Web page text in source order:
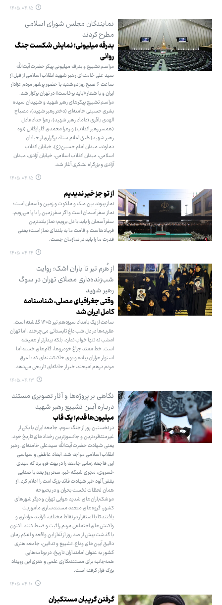
۱۴۰۵.۰۴.۱۵
نمایندگان مجلس شورای اسلامی
مطرح کردند
بدرقه میلیونی؛ نمایش شکست جنگ
روانی
مراسم تشییع و بدرقه میلیونی پیکر حضرت آیت‌الله
سید علی خامنه‌ای رهبر شهید انقلاب اسلامی از قبل از
ساعت ۶ صبح روز دوشنبه با حضور پرشور مردم عزادار
ایران و با شعار «باید برخاست» در تهران برگزار شد.
مراسم تشییع پیکرهای رهبر شهید و شهیدان سیده
بشری حسینی خامنه‌ای (دختر رهبر شهید)، مصباح
الهدی باقری (داماد رهبر شهید)، زهرا حدادعادل
(همسر رهبر انقلاب) و زهرا محمدی گلپایگانی (نوه
رهبر شهید) طبق اعلام ستاد برگزاری از خیابان
دماوند، میدان امام حسین(ع)، خیابان انقلاب
اسلامی، میدان انقلاب اسلامی، خیابان آزادی، میدان
آزادی و بزرگراه لشکری آغاز شد.
۱۴۰۵.۰۴.۱۵
از تو جز خیر ندیدیم
نماز پیوند بین ملک و ملکوت و زمین و آسمان است؛
نماز سفر آسمان است و اگر سفر زمین را با پا می‌رویم،
سفر آسمان را باید با دل برویم؛ نماز بلندترین
فریادهاست و قامت ما به بلندای نماز است؛ یعنی
قدرت ما را باید در نمازمان جست.
۱۴۰۵.۰۴.۱۴
از هُرم تیر تا باران اشک؛ روایت
شب‌زنده‌داری مصلای تهران در سوگ
رهبر شهید
وقتی جغرافیای مصلی، شناسنامه
کامل ایران شد
ساعت از یک بامداد سیزدهم تیر ۱۴۰۵ گذشته است.
عقربه‌ها در دل شب داغ تابستانی می‌چرخند، اما تهران
امشب نه تنها خواب ندارد، بلکه بیدارتر از همیشه
است. خط ممتد چراغ خودروها، گام‌های خسته اما
استوار هزاران پیاده و بوی خاک تشنه‌ای که با عرق
مردم درهم آمیخته، خبر از حادثه‌ای تاریخی می‌دهد.
۱۴۰۵.۰۴.۱۳
نگاهی بر پروژه‌ها و آثار تصویری مستند
درباره آیین تشییع رهبر شهید
میلیون‌ها قدم؛ یک قاب
در نخستین روز از جنگ سوم، جامعه ایران با یکی از
غیرمنتظره‌ترین و جانسوزترین رخدادهای تاریخ خود،
یعنی شهادت حضرت آیت‌الله سیدعلی خامنه‌ای، رهبر
انقلاب اسلامی مواجه شد. ابعاد عاطفی و سیاسی
این فاجعه زمانی جامعه را در بهت فرو برد که مهدی
خسروی، مجری شبکه خبر، سحر روز بعد با صدایی
بغض‌آلود خبر شهادت قائد بزرگ امت را اعلام کرد. از
همان لحظات نخست بحران و در بحبوحه
موشک‌باران‌های شدید هوایی تهران و دیگر شهرهای
کشور، گروه‌های متعدد مستندسازی ماموریت
یافتند تا با استقرار در نقاط مختلف، فرآیند عزاداری و
واکنش‌های اجتماعی مردم را ثبت و ضبط کنند. اکنون
با گذشت بیش از صد روز از آغاز این واقعه و اعلام زمان
دقیق آیین‌های وداع، تشییع و تدفین، جامعه هنری
کشور به عنوان امانتداران تاریخ، در برنامه‌هایی
همه‌جانبه برای مستندنگاری علمی و هنری این رویداد
بزرگ قرار گرفته است.
۱۴۰۵.۰۴.۱۰
گرفتن گریبان مستکبران